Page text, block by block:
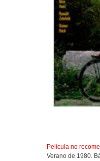
Película no
Verano de 1980.